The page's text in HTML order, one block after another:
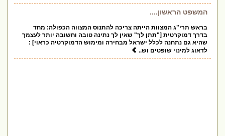
המשפט הראשון....
בראש תרי"ג המצוות הייתה צריכה להתנוס המצווה הכפולה: מחד
בדרך דמוקרטית ["תתן לך" שאין לך נתינה טובה וחשובה יותר לעצמך
שהיא גם נתחנה לכלל ישראל מבחירה ומימוש הדמוקרטיה כראוי] :
לדאוג למינוי שופטים וש..